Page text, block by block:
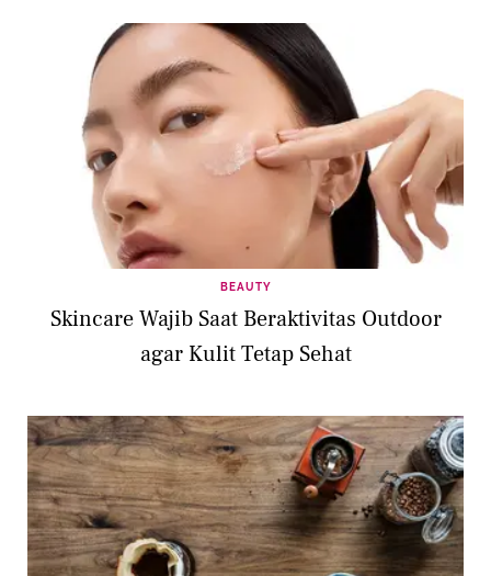
BEAUTY
Skincare Wajib Saat Beraktivitas Outdoor
agar Kulit Tetap Sehat